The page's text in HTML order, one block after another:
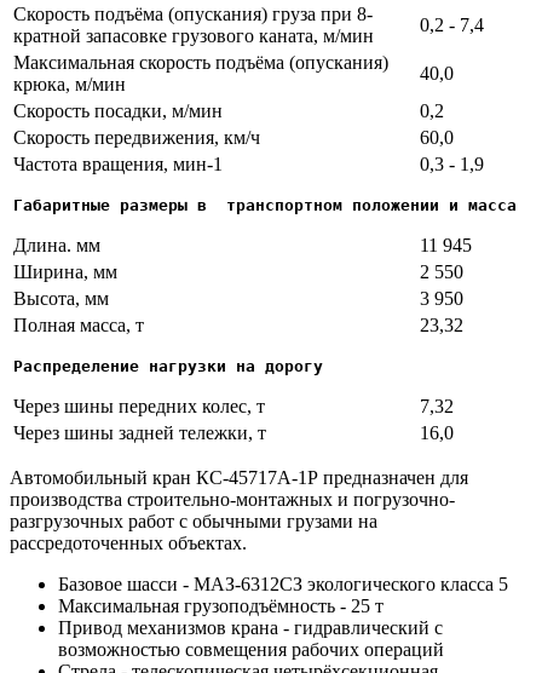
Скорость подъёма (опускания) груза при 8-
кратной запасовке грузового каната, м/мин
0,2 - 7,4
Максимальная скорость подъёма (опускания)
крюка, м/мин
40,0
Скорость посадки, м/мин
0,2
Скорость передвижения, км/ч
60,0
Частота вращения, мин-1
0,3 - 1,9
Габаритные размеры в  транспортном положении и масса
Длина. мм
11 945
Ширина, мм
2 550
Высота, мм
3 950
Полная масса, т
23,32
Распределение нагрузки на дорогу
Через шины передних колес, т
7,32
Через шины задней тележки, т
16,0
Автомобильный кран КС-45717А-1Р предназначен для
производства строительно-монтажных и погрузочно-
разгрузочных работ с обычными грузами на
рассредоточенных объектах.
Базовое шасси - МАЗ-6312СЗ экологического класса 5
Максимальная грузоподъёмность - 25 т
Привод механизмов крана - гидравлический с
возможностью совмещения рабочих операций